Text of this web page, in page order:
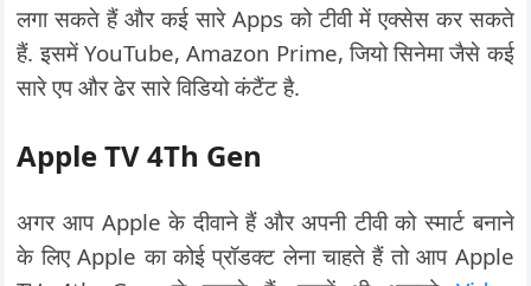
लगा सकते हैं और कई सारे Apps को टीवी में एक्सेस कर सकते
हैं. इसमें YouTube, Amazon Prime, जियो सिनेमा जैसे कई
सारे एप और ढेर सारे विडियो कंटैंट है.
Apple TV 4Th Gen
अगर आप Apple के दीवाने हैं और अपनी टीवी को स्मार्ट बनाने
के लिए Apple का कोई प्रॉडक्ट लेना चाहते हैं तो आप Apple